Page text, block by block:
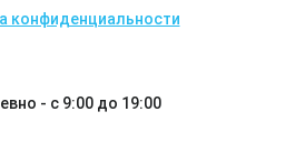
конфиденциальности
- с 9:00 до 19:00